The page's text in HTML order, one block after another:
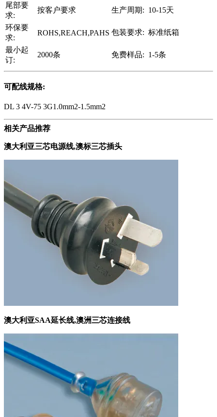
尾部要
求:
按客户要求 生产周期: 10-15天
环保要
求:
ROHS,REACH,PAHS 包装要求: 标准纸箱
最小起
订:
2000条 免费样品: 1-5条
可配线规格:
DL 3 4V-75 3G1.0mm2-1.5mm2
相关产品推荐
澳大利亚三芯电源线,澳标三芯插头
澳大利亚SAA延长线,澳洲三芯连接线